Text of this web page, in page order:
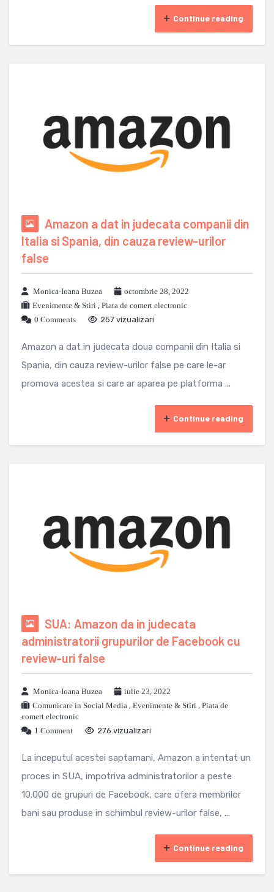
Continue reading
Amazon a dat in judecata companii din
Italia si Spania, din cauza review-urilor
false
Monica-Ioana Buzea
octombrie 28, 2022
Evenimente & Stiri , Piata de comert electronic
0 Comments
257 vizualizari
Amazon a dat in judecata doua companii din Italia si
Spania, din cauza review-urilor false pe care le-ar
promova acestea si care ar aparea pe platforma ...
Continue reading
SUA: Amazon da in judecata
administratorii grupurilor de Facebook cu
review-uri false
Monica-Ioana Buzea
iulie 23, 2022
Comunicare in Social Media , Evenimente & Stiri , Piata de
comert electronic
1 Comment
276 vizualizari
La inceputul acestei saptamani, Amazon a intentat un
proces in SUA, impotriva administratorilor a peste
10.000 de grupuri de Facebook, care ofera membrilor
bani sau produse in schimbul review-urilor false, ...
Continue reading